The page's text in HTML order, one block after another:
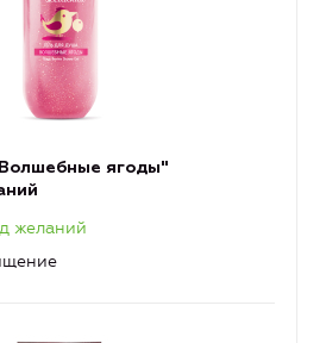
ягоды"
желаний